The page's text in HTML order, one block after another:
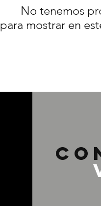
No tenemos
para mostrar en